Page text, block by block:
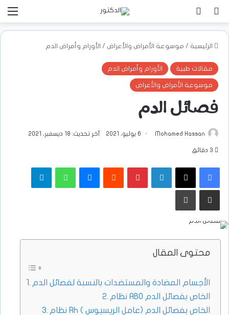
بحث عن
الرئيسية / موسوعة الأمراض والأعراض / الأورام وأمراض الدم
مقالات طبية الأورام وأمراض الدم
موسوعة الأمراض والأعراض
فصائل الدم
Mohamed Hassan 6 يوليو، 2021 آخر تحديث: 18 ديسمبر، 2021
فيسبوك
‫X لينكدإن بينتيريست ماسنجر واتساب تيلقرام
مشاركة عبر البريد طباعة
محتوى المقال
الأجسام المضادة والمستضدات بالنسبة لفصائل الدم
نظام ABO الخاص بفصائل الدم
نظام Rh ( عامل الريسيوس) الخاص بفصائل الدم